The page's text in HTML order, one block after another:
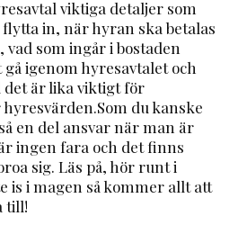
viktiga detaljer som
in, när hyran ska betalas
som ingår i bostaden
igenom hyresavtalet och
är lika viktigt för
du kanske
en del ansvar när man är
ingen fara och det finns
sig. Läs på, hör runt i
is i magen så kommer allt att
till!